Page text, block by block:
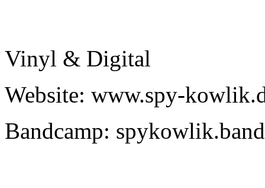
Vinyl & Digital
Website: www.spy-
Bandcamp: